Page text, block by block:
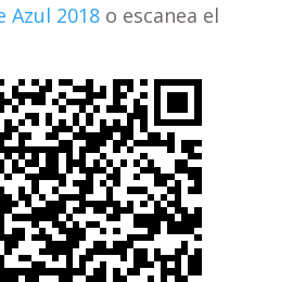
Azul 2018o escanea el